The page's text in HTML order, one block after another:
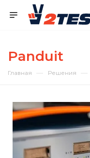
Panduit
Главная — Решения —